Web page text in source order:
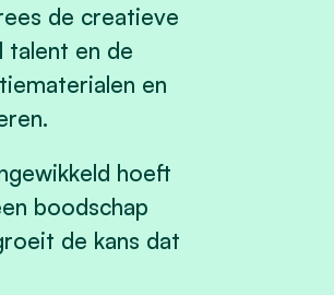
de creatieve
talent en de
en
hoeft
boodschap
de kans dat